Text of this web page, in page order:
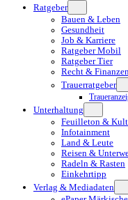
Ratgeber
Bauen & Leben
Gesundheit
Job & Karriere
Ratgeber Mobil
Ratgeber Tier
Recht &
Trauerratgeber
Unterhaltung
Feuilleton &
Infotainment
Land & Leute
Reisen &
Radeln & Rasten
Einkehrtipp
Verlag & Mediadaten